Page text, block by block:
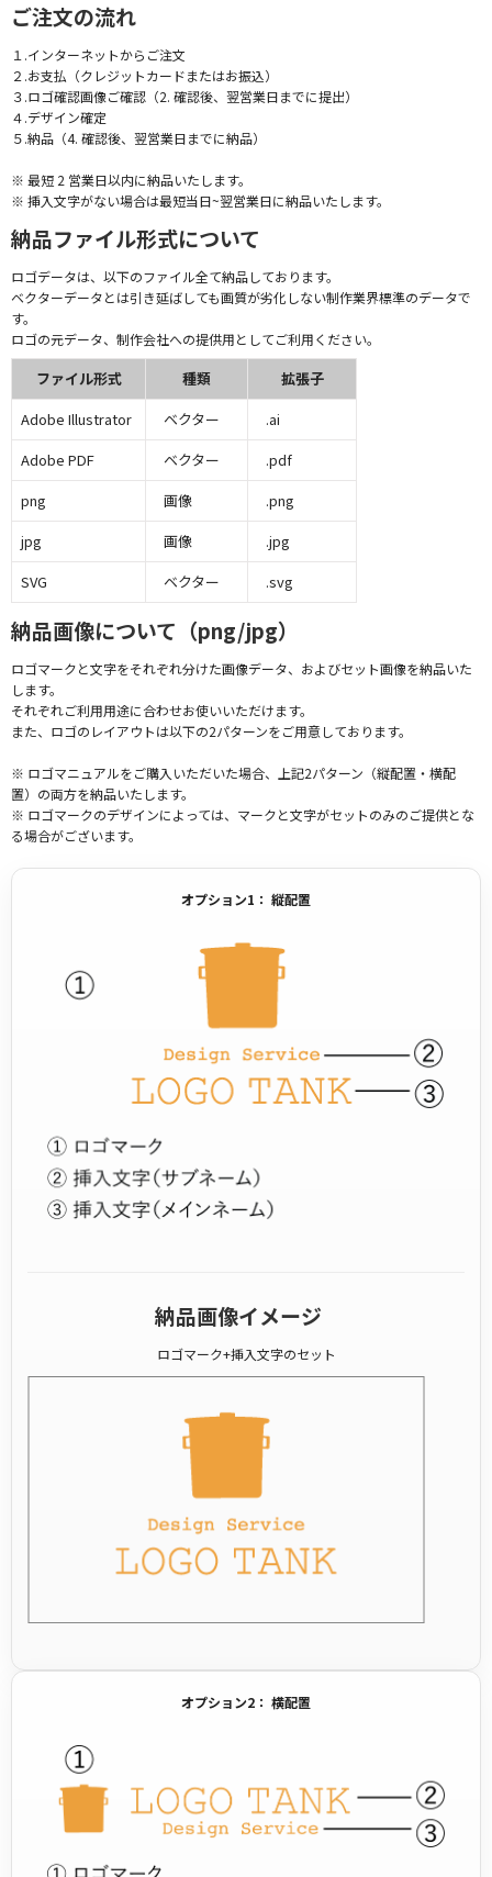
ご注文の流れ
１.インターネットからご注文
２.お支払（クレジットカードまたはお振込）
３.ロゴ確認画像ご確認（2. 確認後、翌営業日までに提出）
４.デザイン確定
５.納品（4. 確認後、翌営業日までに納品）
※ 最短 2 営業日以内に納品いたします。
※ 挿入文字がない場合は最短当日~翌営業日に納品いたします。
納品ファイル形式について
ロゴデータは、以下のファイル全て納品しております。
ベクターデータとは引き延ばしても画質が劣化しない制作業界標準のデータで
す。
ロゴの元データ、制作会社への提供用としてご利用ください。
ファイル形式 種類
拡張子
Adobe Illustrator
ベクター
.ai
Adobe PDF
ベクター
.pdf
png
画像
.png
jpg
画像
.jpg
SVG
ベクター .svg
納品画像について（png/jpg）
ロゴマークと文字をそれぞれ分けた画像データ、およびセット画像を納品いた
します。
それぞれご利用用途に合わせお使いいただけます。
また、ロゴのレイアウトは以下の2パターンをご用意しております。
※ ロゴマニュアルをご購入いただいた場合、上記2パターン（縦配置・横配
置）の両方を納品いたします。
※ ロゴマークのデザインによっては、マークと文字がセットのみのご提供とな
る場合がございます。
オプション1： 縦配置
納品画像イメージ
ロゴマーク+挿入文字のセット
オプション2： 横配置